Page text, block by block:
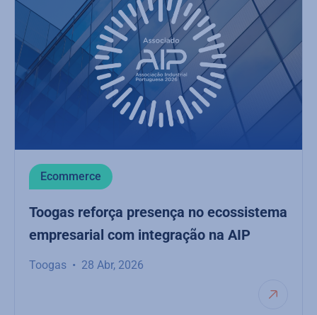
Ecommerce
Toogas reforça presença no ecossistema
empresarial com integração na AIP
Toogas 28 Abr, 2026